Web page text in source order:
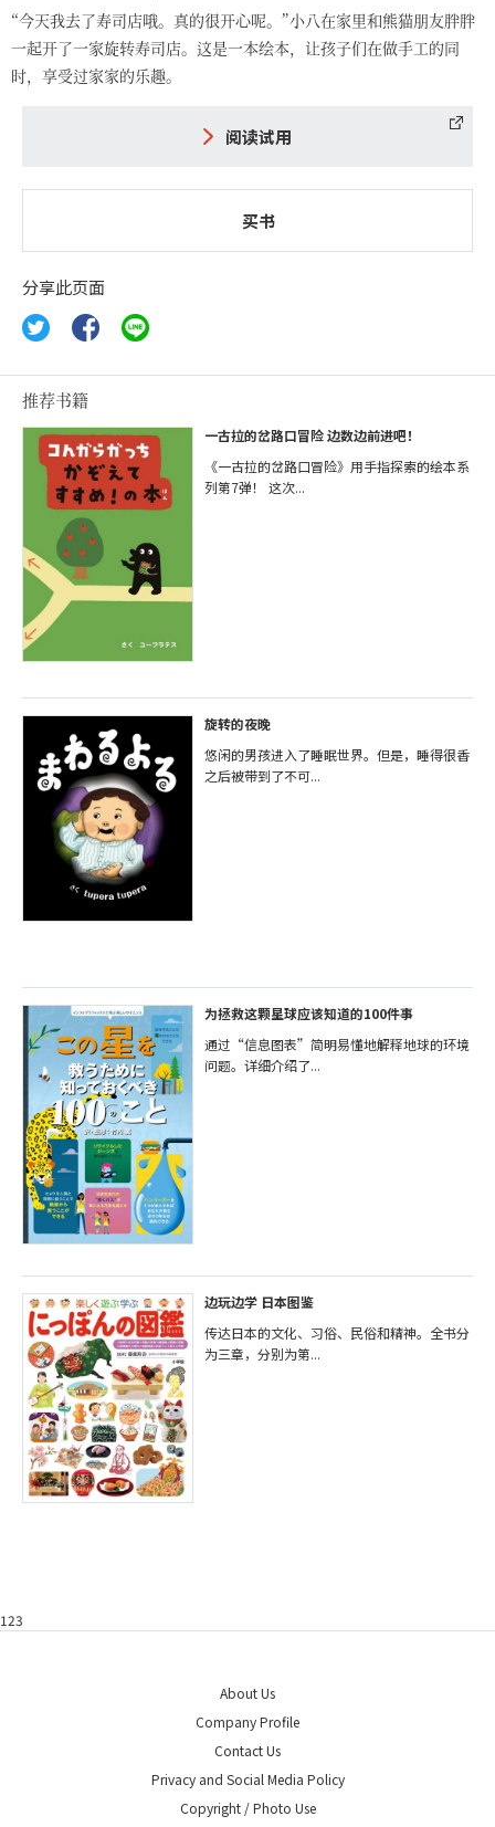
“今天我去了寿司店哦。真的很开心呢。”小八在家里和熊猫朋友胖胖
一起开了一家旋转寿司店。这是一本绘本，让孩子们在做手工的同
时，享受过家家的乐趣。
阅读试用
买书
分享此页面
推荐书籍
一古拉的岔路口冒险 边数边前进吧！
《一古拉的岔路口冒险》用手指探索的绘本系
列第7弹！ 这次...
旋转的夜晚
悠闲的男孩进入了睡眠世界。但是，睡得很香
之后被带到了不可...
为拯救这颗星球应该知道的100件事
通过“信息图表”简明易懂地解释地球的环境
问题。详细介绍了...
边玩边学 日本图鉴
传达日本的文化、习俗、民俗和精神。全书分
为三章，分别为第...
123
About Us
Company Profile
Contact Us
Privacy and Social Media Policy
Copyright / Photo Use